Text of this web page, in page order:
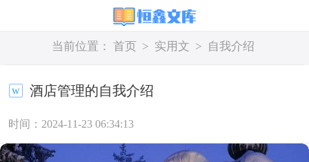
当前位置： 首页 > 实用文 > 自我介绍
酒店管理的自我介绍
时间：2024-11-23 06:34:13